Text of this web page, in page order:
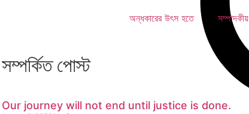
অন্ধকারের উৎস হতে সম্পাদকীয়
সম্পর্কিত পোস্ট
Our journey will not end until justice is done.